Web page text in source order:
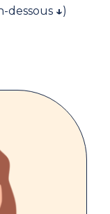
dessous ↓)